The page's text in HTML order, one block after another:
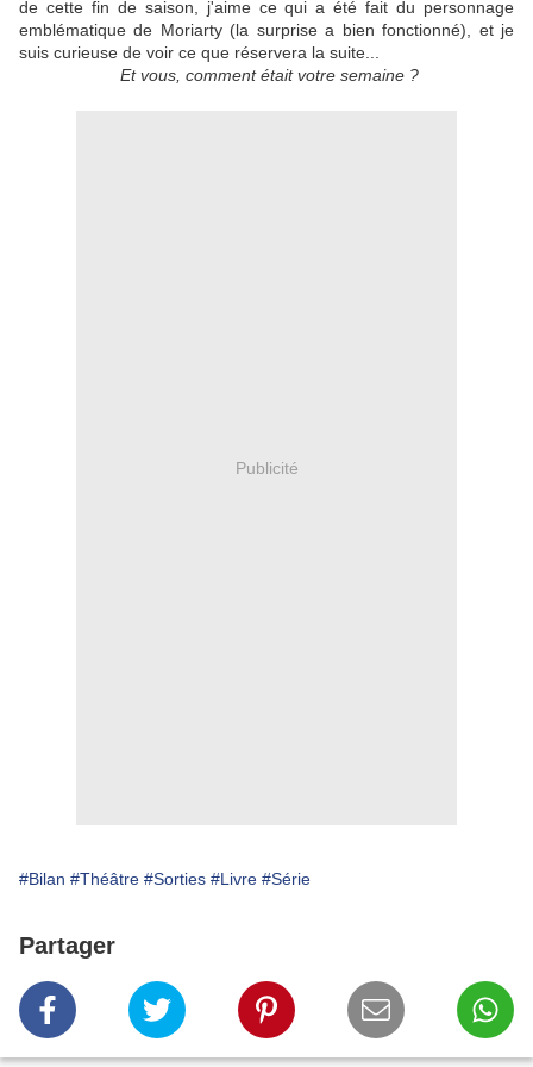
de cette fin de saison, j'aime ce qui a été fait du personnage
emblématique de Moriarty (la surprise a bien fonctionné), et je
suis curieuse de voir ce que réservera la suite...
Et vous, comment était votre semaine ?
Publicité
#Bilan #Théâtre #Sorties #Livre #Série
Partager